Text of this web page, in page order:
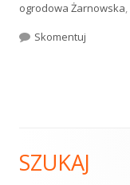
ogrodowa Żarnowska,
Skomentuj
Główny
SZUKAJ